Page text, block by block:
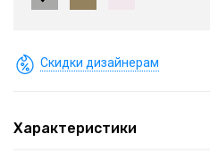
Скидки дизайнерам
Характеристики